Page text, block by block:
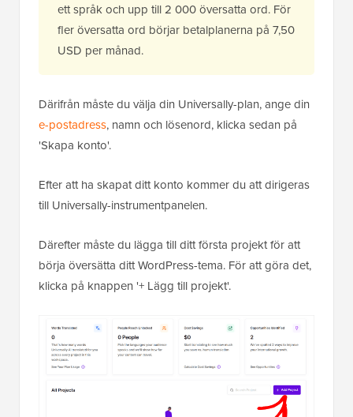
ett språk och upp till 2 000 översatta ord. För
fler översatta ord börjar betalplanerna på 7,50
USD per månad.
Därifrån måste du välja din Universally-plan, ange din
e-postadress, namn och lösenord, klicka sedan på
'Skapa konto'.
Efter att ha skapat ditt konto kommer du att dirigeras
till Universally-instrumentpanelen.
Därefter måste du lägga till ditt första projekt för att
börja översätta ditt WordPress-tema. För att göra det,
klicka på knappen '+ Lägg till projekt'.